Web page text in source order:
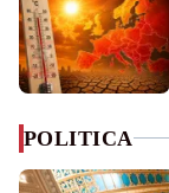
POLITICA